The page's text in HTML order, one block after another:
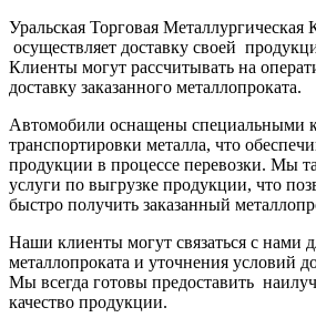
Уральская Торговая
осуществляет доставку своей
Клиенты могут рассчитывать на
доставку заказанного металлопроката.
Автомобили оснащены специальными
транспортировки металла, что
продукции в процессе перевозки. Мы
услуги по выгрузке продукции, что
быстро получить заказанный
Наши клиенты могут связаться с нами
металлопроката и уточнения условий
Мы всегда готовы предоставить
качество продукции.